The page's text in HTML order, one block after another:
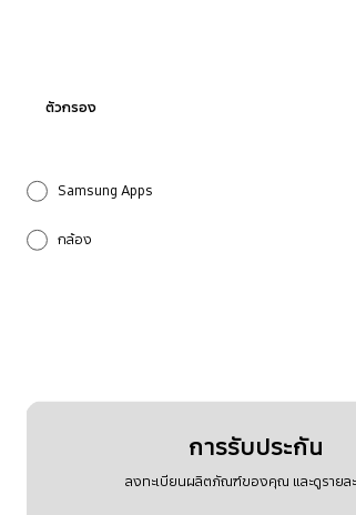
ตัวกรอง
Samsung Apps
กล้อง
การรับประกัน
ลงทะเบียนผลิตภัณฑ์ของคุณ และดูรายล